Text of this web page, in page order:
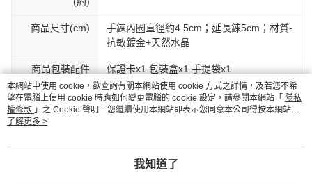
商品尺寸(cm)
手鍊內圈直徑約4.5cm；延長鍊5cm；材質-
抗敏鍍金+天然水晶
商品包裝配件 保證卡x1 包裝盒x1 手提袋x1
客服
本網站中使用 cookie，欲查詢有關本網站使用 cookie 方式之詳情，及若您不希
望在電腦上使用 cookie 時應如何變更電腦的 cookie 設定，請參閱本網站「 隱私
權條款 」之 Cookie 聲明。您繼續使用本網站即表示您同意本公司得按本網站使
用條款之 Cookie 聲明使用 cookie。
了解更多 >
我知道了